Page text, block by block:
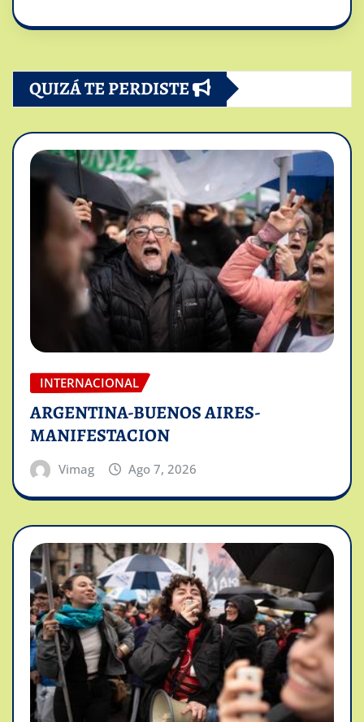
QUIZÁ TE PERDISTE
INTERNACIONAL
ARGENTINA-BUENOS AIRES-
MANIFESTACION
Vimag Ago 7, 2026